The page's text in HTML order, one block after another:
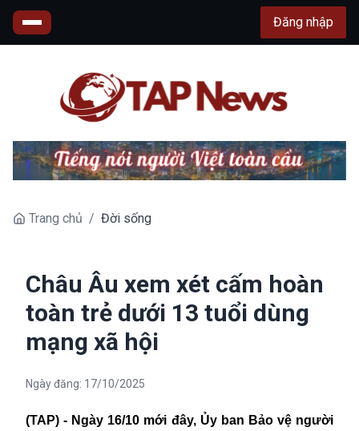
Đăng nhập
Trang chủ / Đời sống
Châu Âu xem xét cấm hoàn
toàn trẻ dưới 13 tuổi dùng
mạng xã hội
Ngày đăng: 17/10/2025
(TAP) - Ngày 16/10 mới đây, Ủy ban Bảo vệ người